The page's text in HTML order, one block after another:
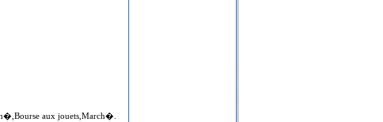
aux jouets,March�.